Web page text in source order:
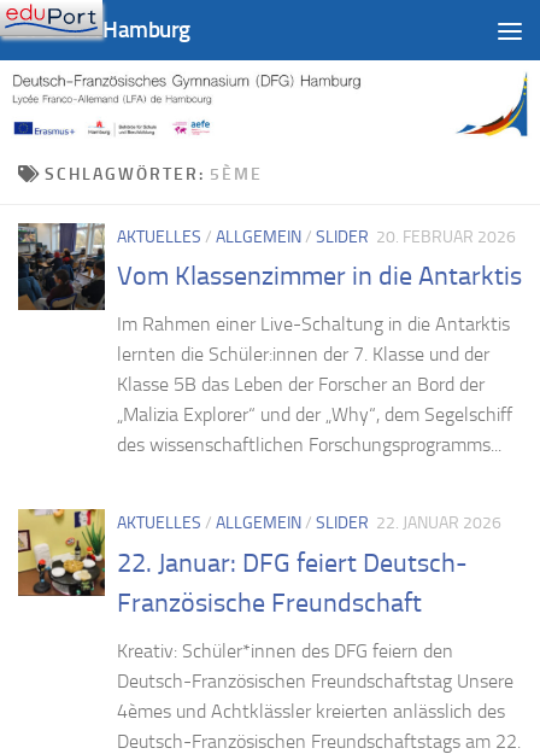
Zum Inhalt springen
DFG-LFA Hamburg
SCHLAGWÖRTER: 5ÈME
AKTUELLES / ALLGEMEIN/ SLIDER 20. FEBRUAR 2026
Vom Klassenzimmer in die Antarktis
Im Rahmen einer Live-Schaltung in die Antarktis
lernten die Schüler:innen der 7. Klasse und der
Klasse 5B das Leben der Forscher an Bord der
„Malizia Explorer“ und der „Why“, dem Segelschiff
des wissenschaftlichen Forschungsprogramms...
AKTUELLES / ALLGEMEIN/ SLIDER 22. JANUAR 2026
22. Januar: DFG feiert Deutsch-
Französische Freundschaft
Kreativ: Schüler*innen des DFG feiern den
Deutsch-Französischen Freundschaftstag Unsere
4èmes und Achtklässler kreierten anlässlich des
Deutsch-Französischen Freundschaftstags am 22.